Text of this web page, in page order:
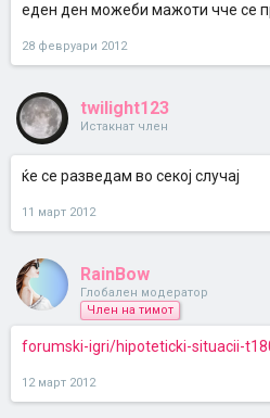
еден ден можеби мажоти чче се
28 февруари 2012
twilight123
Истакнат член
ќе се разведам во секој случај
11 март 2012
RainBow
Глобален модератор
Член на тимот
forumski-igri/hipoteticki-situacii-
12 март 2012